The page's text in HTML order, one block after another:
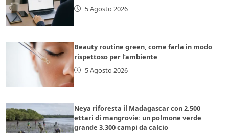
5 Agosto 2026
Beauty routine green, come farla in modo
rispettoso per l’ambiente
5 Agosto 2026
Neya riforesta il Madagascar con 2.500
ettari di mangrovie: un polmone verde
grande 3.300 campi da calcio